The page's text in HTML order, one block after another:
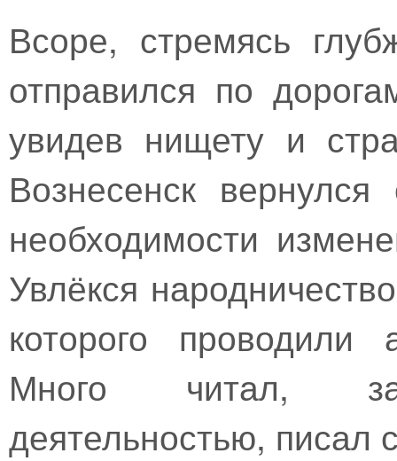
Всоре, стремясь
отправился по
увидев нищету и
Вознесенск
необходимости
Увлёкся
которого проводили
Много читал,
деятельностью, писал